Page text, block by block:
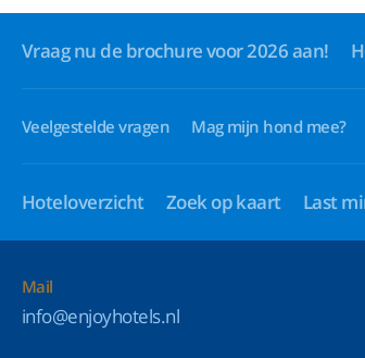
Vraag nu de brochure voor 2026 aan!
Veelgestelde vragen Mag mijn hond mee?
Hoteloverzicht Zoek op kaart Last
Mail
info@enjoyhotels.nl